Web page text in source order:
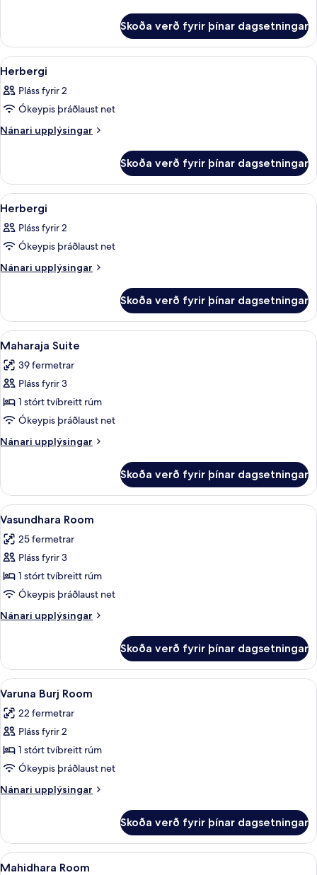
Skoða verð fyrir þínar dagsetningar
Skoða
allar
myndir
fyrir
Herbergi
Rúmföt af bestu gerð, míníbar,
7
Herbergi
Pláss fyrir 2
Ókeypis þráðlaust net
Nánari upplýsingar
Nánari
Skoða verð fyrir þínar dagsetningar
Skoða
allar
myndir
fyrir
Herbergi
Rúmföt af bestu gerð, míníbar,
11
Herbergi
Pláss fyrir 2
Ókeypis þráðlaust net
Nánari upplýsingar
Nánari
Skoða verð fyrir þínar dagsetningar
Skoða
allar
myndir
fyrir
Maharaja
Suite
Maharaja Suite | Rúmföt af bestu
7
Maharaja Suite
39 fermetrar
Pláss fyrir 3
1 stórt tvíbreitt rúm
Ókeypis þráðlaust net
Nánari upplýsingar
Nánari
Suite
Skoða verð fyrir þínar dagsetningar
Skoða
allar
myndir
fyrir
Vasundhara
Room
Vasundhara Room | Rúmföt af
5
Vasundhara Room
25 fermetrar
Pláss fyrir 3
1 stórt tvíbreitt rúm
Ókeypis þráðlaust net
Nánari upplýsingar
Nánari
Room
Skoða verð fyrir þínar dagsetningar
Skoða
allar
myndir
fyrir
Varuna
Burj
Room
Varuna Burj Room | Rúmföt af
7
Varuna Burj Room
22 fermetrar
Pláss fyrir 2
1 stórt tvíbreitt rúm
Ókeypis þráðlaust net
Nánari upplýsingar
Nánari
Burj
Room
Skoða verð fyrir þínar dagsetningar
Skoða
Mahidhara Room | Rúmföt af bestu
6
Mahidhara Room